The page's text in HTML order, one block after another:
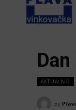
AKTUALNO
By